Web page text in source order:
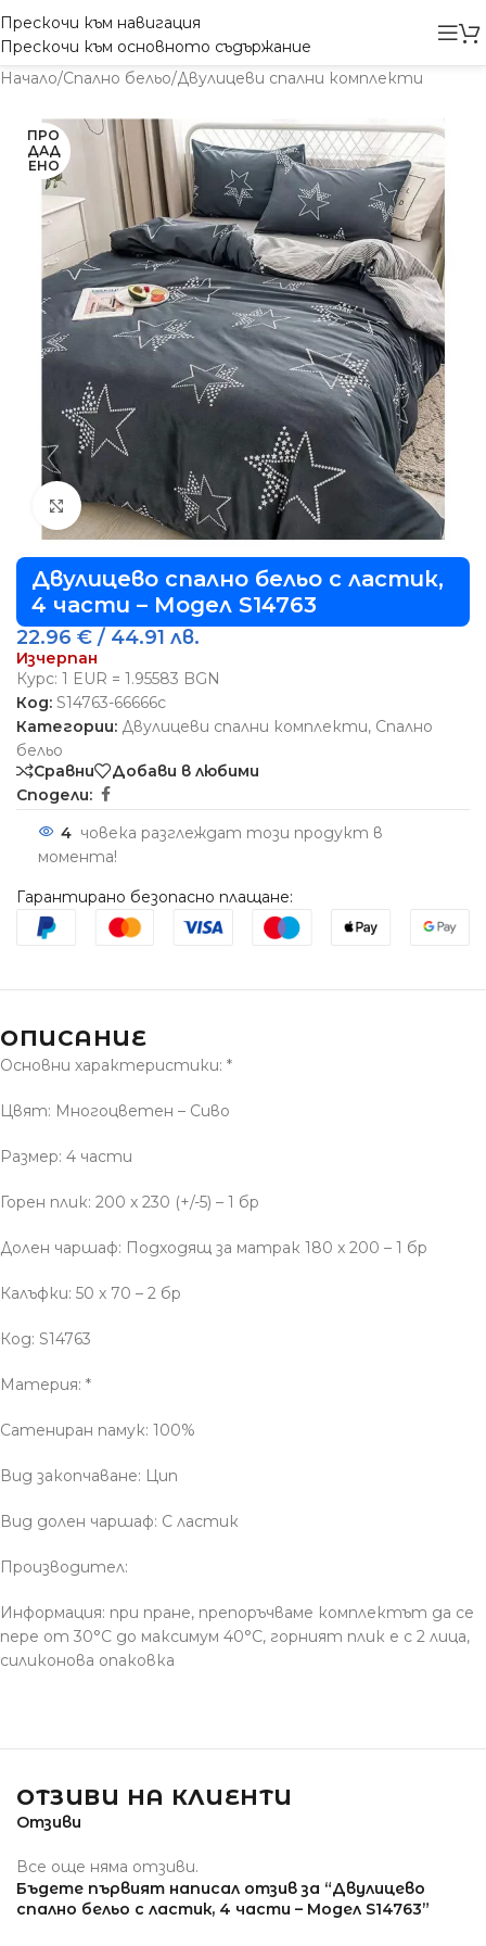
Прескочи към навигация
Прескочи към основното съдържание
Начало/Спално бельо/Двулицеви спални комплекти
ПРО
ДАД
ЕНО
Виж повече
Двулицево спално бельо с ластик,
4 части – Модел S14763
22.96 € / 44.91 лв.
Изчерпан
Курс: 1 EUR = 1.95583 BGN
Код: S14763-66666c
Категории: Двулицеви спални комплекти, Спално
бельо
Сравни
Добави в любими
Сподели:
4 човека разглеждат този продукт в
момента!
Гарантирано безопасно плащане:
ОПИСАНИЕ
Основни характеристики: *
Цвят: Многоцветен – Сиво
Размер: 4 части
Горен плик: 200 x 230 (+/-5) – 1 бр
Долен чаршаф: Подходящ за матрак 180 x 200 – 1 бр
Калъфки: 50 x 70 – 2 бр
Код: S14763
Материя: *
Сатениран памук: 100%
Вид закопчаване: Цип
Вид долен чаршаф: С ластик
Производител:
Информация: при пране, препоръчваме комплектът да се
пере от 30°С до максимум 40°С, горният плик е с 2 лица,
силиконова опаковка
ОТЗИВИ НА КЛИЕНТИ
Отзиви
Все още няма отзиви.
Бъдете първият написал отзив за “Двулицево
спално бельо с ластик, 4 части – Модел S14763”